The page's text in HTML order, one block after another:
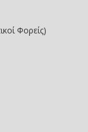
Φορείς)